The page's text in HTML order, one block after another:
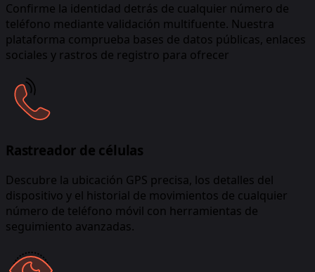
Confirme la identidad detrás de cualquier número de
teléfono mediante validación multifuente. Nuestra
plataforma comprueba bases de datos públicas, enlaces
sociales y rastros de registro para ofrecer
Rastreador de células
Descubre la ubicación GPS precisa, los detalles del
dispositivo y el historial de movimientos de cualquier
número de teléfono móvil con herramientas de
seguimiento avanzadas.